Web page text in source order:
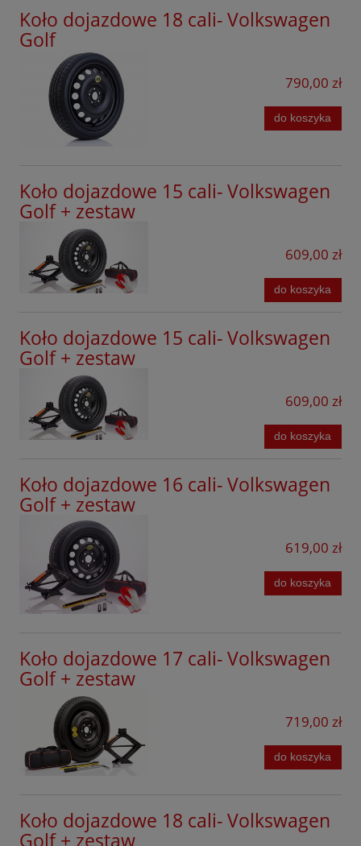
Peugeot
Porsche
Infinity
Renault
Seres
Skoda
Smart
Subaru
Tesla
SsangYong
Tiggo
Toyota
Volvo
Xpeng
Polo
Polo Cross
Scirocco
Sharan
T-Cross
Tiguan
Touareg
Touran Cross
Transporter
UP!
Koło dojazdowe 18 cali- Volkswagen
Golf
790,00 zł
do koszyka
Koło dojazdowe 15 cali- Volkswagen
Golf + zestaw
609,00 zł
do koszyka
Koło dojazdowe 15 cali- Volkswagen
Golf + zestaw
609,00 zł
do koszyka
Koło dojazdowe 16 cali- Volkswagen
Golf + zestaw
619,00 zł
do koszyka
Koło dojazdowe 17 cali- Volkswagen
Golf + zestaw
719,00 zł
do koszyka
Koło dojazdowe 18 cali- Volkswagen
Golf + zestaw